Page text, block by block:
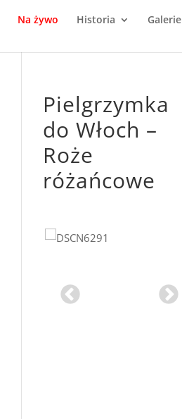
Na żywo Historia Galerie
Pielgrzymka
do Włoch –
Roże
różańcowe